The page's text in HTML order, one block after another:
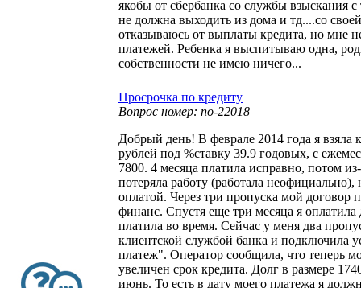
якобы от сбербанка со службы взыскания с
не должна выходить из дома и тд....со
отказываюсь от выплаты кредита, но мне
платежей. Ребенка я выспитываю одна,
собственности не имею ничего...
Просрочка по кредиту
Вопрос номер: no-22018
Добрый день! В феврале 2014 года я взяла
рублей под %ставку 39.9 годовых, с
7800. 4 месяца платила исправно, потом
потеряла работу (работала
оплатой. Через три пропуска мой договор
финанс. Спустя еще три месяца я оплатила
платила во время. Сейчас у меня два
клиентской службой банка и подключила
платеж". Оператор сообщила, что теперь
увеличен срок кредита. Долг в размере
июнь. То есть в дату моего платежа я